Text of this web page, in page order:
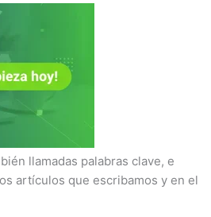
llamadas palabras clave, e
artículos que escribamos y en el